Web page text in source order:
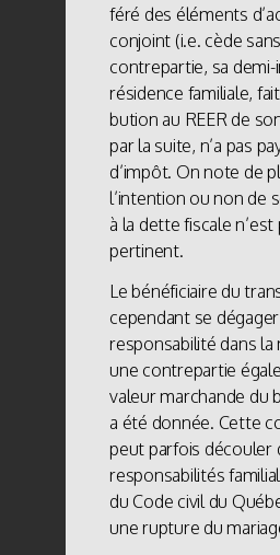
féré des éléments
conjoint (i.e. cède sans
contrepartie, sa demi-
résidence familiale,
bution au REER de
par la suite, n’a pas
d’impôt. On note de
l’intention ou non de
à la dette fiscale n’est
pertinent.
Le bénéficiaire du
cependant se
responsabilité dans la
une contrepartie
valeur marchande du
a été donnée. Cette
peut parfois découler
responsabilités
du Code civil du
une rupture du